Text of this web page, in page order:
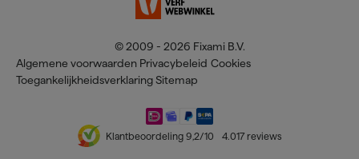
© 2009 - 2026 Fixami B.V.
Algemene voorwaarden Privacybeleid Cookies
Toegankelijkheidsverklaring Sitemap
Klantbeoordeling 9,2/10 4.017 reviews